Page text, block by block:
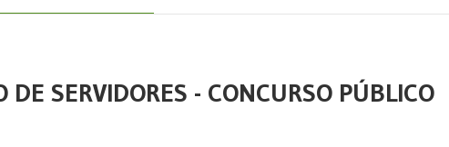
DE SERVIDORES - CONCURSO PÚBLICO